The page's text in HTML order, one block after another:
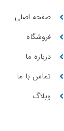
صفحه اصلی
فروشگاه
درباره ما
تماس با ما
وبلاگ